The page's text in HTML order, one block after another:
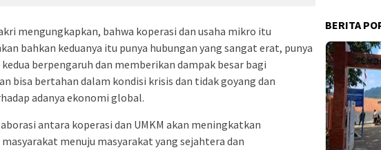
mengungkapkan, bahwa koperasi dan usaha mikro itu
bahkan keduanya itu punya hubungan yang sangat erat, punya
berpengaruh dan memberikan dampak besar bagi
bisa bertahan dalam kondisi krisis dan tidak goyang dan
adanya ekonomi global.
antara koperasi dan UMKM akan meningkatkan
menuju masyarakat yang sejahtera dan
BERITA